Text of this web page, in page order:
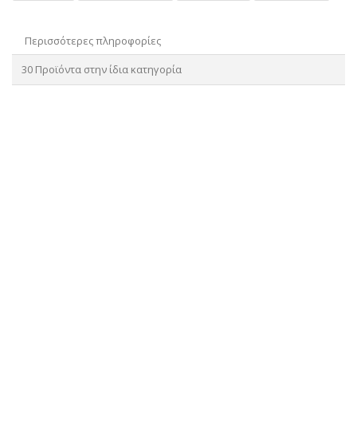
Περισσότερες πληροφορίες
30 Προϊόντα στην ίδια κατηγορία